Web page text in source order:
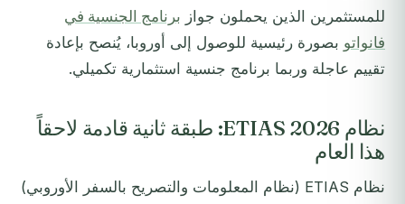
للمستثمرين الذين يحملون جواز برنامج الجنسية في
فانواتو بصورة رئيسية للوصول إلى أوروبا، يُنصح بإعادة
تقييم عاجلة وربما برنامج جنسية استثمارية تكميلي.
نظام ETIAS 2026: طبقة ثانية قادمة لاحقاً
هذا العام
نظام ETIAS (نظام المعلومات والتصريح بالسفر الأوروبي)